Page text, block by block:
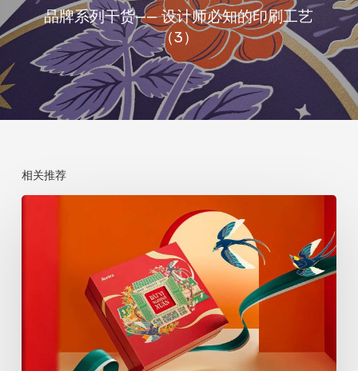
品牌系列干货—— 设计师必知的印刷工艺
（3）
相关推荐